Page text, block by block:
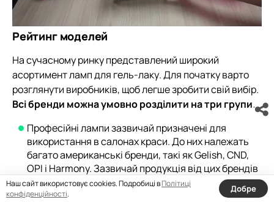
Рейтинг моделей
На сучасному ринку представлений широкий
асортимент ламп для гель-лаку. Для початку варто
розглянути виробників, щоб легше зробити свій вибір.
Всі бренди можна умовно розділити на три групи.
Професійні лампи зазвичай призначені для
використання в салонах краси. До них належать
багато американські бренди, такі як Gelish, CND,
OPI і Harmony. Зазвичай продукція від цих брендів
є дуже якісною, сучасною і дорогої.
Наш сайт використовує cookies. Подробиці вПолітиці
конфіденційності. Добре